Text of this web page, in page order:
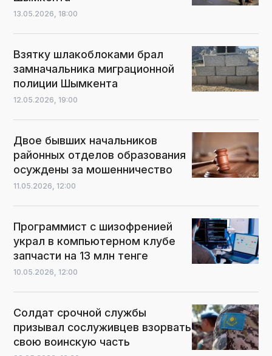
13.05.2026, 18:00
Взятку шлакоблоками брал
замначальника миграционной
полиции Шымкента
12.05.2026, 19:00
Двое бывших начальников
районных отделов образования
осуждены за мошенничество
11.05.2026, 12:00
Программист с шизофренией
украл в компьютерном клубе
запчасти на 13 млн тенге
10.05.2026, 12:00
Солдат срочной службы
призывал сослуживцев взорвать
свою воинскую часть